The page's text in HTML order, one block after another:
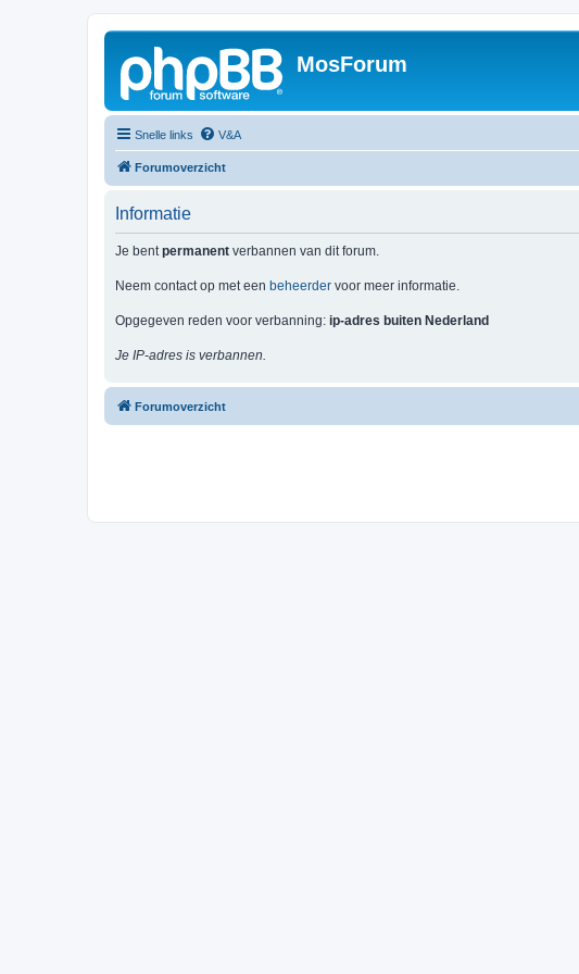
MosForum
Snelle links V&A
Forumoverzicht
Informatie
Je bentpermanent verbannen van dit forum.
Neem contact op met een beheerder voor meer informatie.
Opgegeven reden voor verbanning: ip-adres buiten Nederland
Je IP-adres is verbannen.
Forumoverzicht